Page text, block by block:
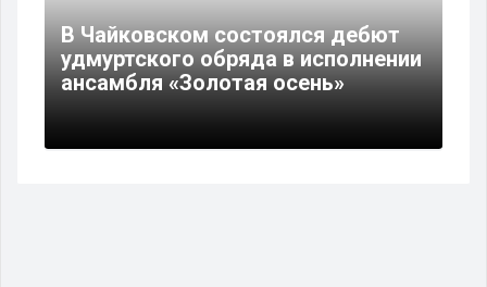
В Чайковском состоялся дебют
удмуртского обряда в исполнении
ансамбля «Золотая осень»